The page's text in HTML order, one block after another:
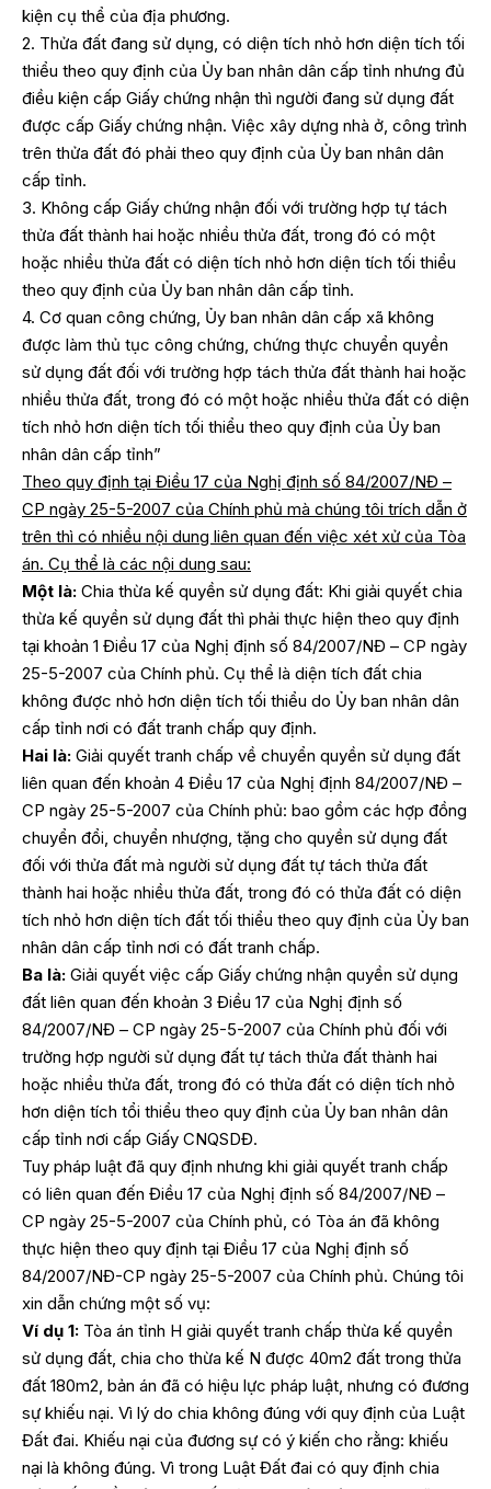
kiện cụ thể của địa phương.
2. Thửa đất đang sử dụng, có diện tích nhỏ hơn diện tích tối
thiểu theo quy định của Ủy ban nhân dân cấp tỉnh nhưng đủ
điều kiện cấp Giấy chứng nhận thì người đang sử dụng đất
được cấp Giấy chứng nhận. Việc xây dựng nhà ở, công trình
trên thửa đất đó phải theo quy định của Ủy ban nhân dân
cấp tỉnh.
3. Không cấp Giấy chứng nhận đối với trường hợp tự tách
thửa đất thành hai hoặc nhiều thửa đất, trong đó có một
hoặc nhiều thửa đất có diện tích nhỏ hơn diện tích tối thiểu
theo quy định của Ủy ban nhân dân cấp tỉnh.
4. Cơ quan công chứng, Ủy ban nhân dân cấp xã không
được làm thủ tục công chứng, chứng thực chuyển quyền
sử dụng đất đối với trường hợp tách thửa đất thành hai hoặc
nhiều thửa đất, trong đó có một hoặc nhiều thửa đất có diện
tích nhỏ hơn diện tích tối thiểu theo quy định của Ủy ban
nhân dân cấp tỉnh”
Theo quy định tại Điều 17 của Nghị định số 84/2007/NĐ –
CP ngày 25-5-2007 của Chính phủ mà chúng tôi trích dẫn ở
trên thì có nhiều nội dung liên quan đến việc xét xử của Tòa
án. Cụ thể là các nội dung sau:
Một là: Chia thừa kế quyền sử dụng đất: Khi giải quyết chia
thừa kế quyền sử dụng đất thì phải thực hiện theo quy định
tại khoản 1 Điều 17 của Nghị định số 84/2007/NĐ – CP ngày
25-5-2007 của Chính phủ. Cụ thể là diện tích đất chia
không được nhỏ hơn diện tích tối thiểu do Ủy ban nhân dân
cấp tỉnh nơi có đất tranh chấp quy định.
Hai là: Giải quyết tranh chấp về chuyển quyền sử dụng đất
liên quan đến khoản 4 Điều 17 của Nghị định 84/2007/NĐ –
CP ngày 25-5-2007 của Chính phủ: bao gồm các hợp đồng
chuyển đổi, chuyển nhượng, tặng cho quyền sử dụng đất
đối với thửa đất mà người sử dụng đất tự tách thửa đất
thành hai hoặc nhiều thửa đất, trong đó có thửa đất có diện
tích nhỏ hơn diện tích đất tối thiểu theo quy định của Ủy ban
nhân dân cấp tỉnh nơi có đất tranh chấp.
Ba là: Giải quyết việc cấp Giấy chứng nhận quyền sử dụng
đất liên quan đến khoản 3 Điều 17 của Nghị định số
84/2007/NĐ – CP ngày 25-5-2007 của Chính phủ đối với
trường hợp người sử dụng đất tự tách thửa đất thành hai
hoặc nhiều thửa đất, trong đó có thửa đất có diện tích nhỏ
hơn diện tích tổi thiểu theo quy định của Ủy ban nhân dân
cấp tỉnh nơi cấp Giấy CNQSDĐ.
Tuy pháp luật đã quy định nhưng khi giải quyết tranh chấp
có liên quan đến Điều 17 của Nghị định số 84/2007/NĐ –
CP ngày 25-5-2007 của Chính phủ, có Tòa án đã không
thực hiện theo quy định tại Điều 17 của Nghị định số
84/2007/NĐ-CP ngày 25-5-2007 của Chính phủ. Chúng tôi
xin dẫn chứng một số vụ:
Ví dụ 1: Tòa án tỉnh H giải quyết tranh chấp thừa kế quyền
sử dụng đất, chia cho thừa kế N được 40m2 đất trong thửa
đất 180m2, bản án đã có hiệu lực pháp luật, nhưng có đương
sự khiếu nại. Vì lý do chia không đúng với quy định của Luật
Đất đai. Khiếu nại của đương sự có ý kiến cho rằng: khiếu
nại là không đúng. Vì trong Luật Đất đai có quy định chia